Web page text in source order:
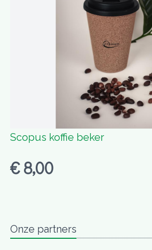
Scopus koffie beker
€ 8,00
Onze partners